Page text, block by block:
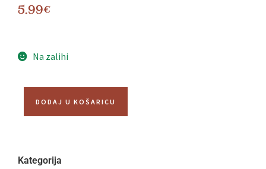
5.99€
Na zalihi
DODAJ U KOŠARICU
Kategorija